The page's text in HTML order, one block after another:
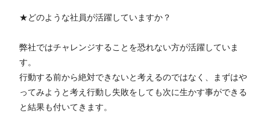
★どのような社員が活躍していますか？
弊社ではチャレンジすることを恐れない方が活躍していま
す。
行動する前から絶対できないと考えるのではなく、まずはや
ってみようと考え行動し失敗をしても次に生かす事ができる
と結果も付いてきます。